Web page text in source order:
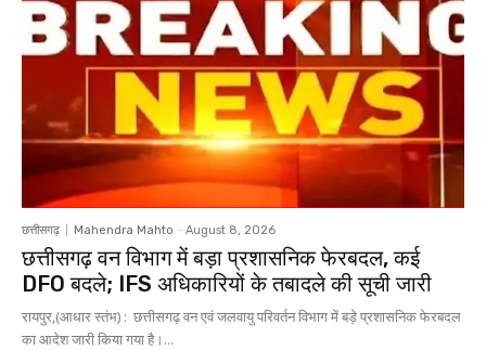
छत्तीसगढ़ Mahendra Mahto - August 8, 2026
छत्तीसगढ़ वन विभाग में बड़ा प्रशासनिक फेरबदल, कई
DFO बदले; IFS अधिकारियों के तबादले की सूची जारी
रायपुर,(आधार स्तंभ) : छत्तीसगढ़ वन एवं जलवायु परिवर्तन विभाग में बड़े प्रशासनिक फेरबदल
का आदेश जारी किया गया है।...